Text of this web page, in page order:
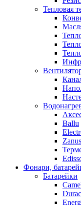
Тепловая
Ballu
Фонари,
Батарейки